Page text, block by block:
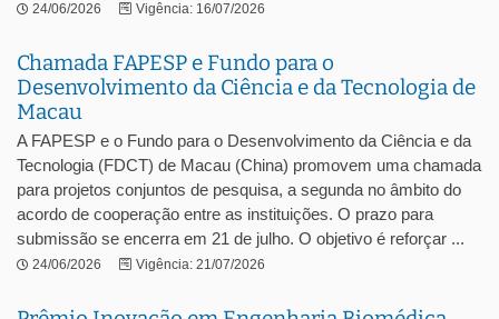
24/06/2026 Vigência: 16/07/2026
Chamada FAPESP e Fundo para o
Desenvolvimento da Ciência e da Tecnologia de
Macau
A FAPESP e o Fundo para o Desenvolvimento da Ciência e da
Tecnologia (FDCT) de Macau (China) promovem uma chamada
para projetos conjuntos de pesquisa, a segunda no âmbito do
acordo de cooperação entre as instituições. O prazo para
submissão se encerra em 21 de julho. O objetivo é reforçar ...
24/06/2026 Vigência: 21/07/2026